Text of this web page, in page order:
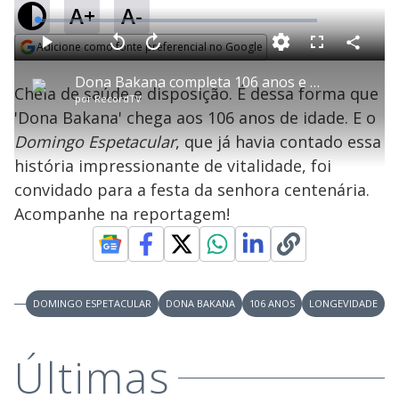
A+ A-
Adicione como fonte preferencial no Google
P
l
a
y
V
Dona Bakana completa 106 anos e convida o Domingo Espetacular para sua festa de aniversário
porRecordTV
P V
l
t
a
r
1
0
e
g
n
d
s
A
n
ç
a
1
s
e
u
n
d
o
s
o
L
o
a
d
e
:
1
.
6
4
%
F
l
s
c
e
n
C
o
a
r
l
a
Cheia de saúde e disposição. É dessa forma que
'Dona Bakana' chega aos 106 anos de idade. E o
Domingo Espetacular, que já havia contado essa
história impressionante de vitalidade, foi
convidado para a festa da senhora centenária.
Acompanhe na reportagem!
DOMINGO ESPETACULAR DONA BAKANA 106 ANOS LONGEVIDADE
Últimas